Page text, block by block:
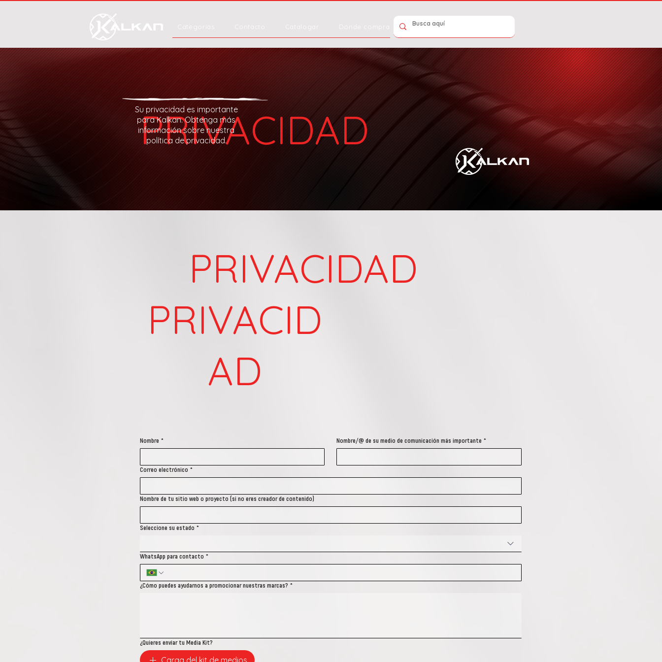
Categorías Contacto Catalogar Dónde comprar
PRIVACIDAD
Su privacidad es importante
para Kalkan. Obtenga más
información sobre nuestra
política de privacidad.
PRIVACIDAD
PRIVACID
AD
Nombre * Nombre/@ de su medio de comunicación más importante *
Correo electrónico *
Nombre de tu sitio web o proyecto (si no eres creador de contenido)
Seleccione su estado *
WhatsApp para contacto *
¿Cómo puedes ayudarnos a promocionar nuestras marcas? *
¿Quieres enviar tu Media Kit?
Carga del kit de medios